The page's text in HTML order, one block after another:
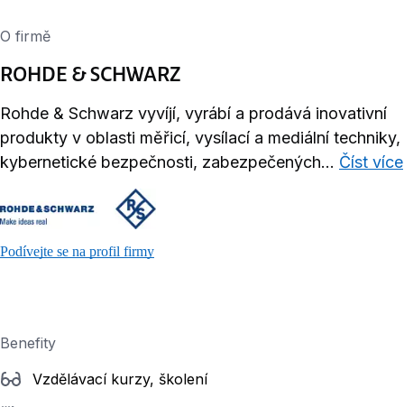
O firmě
ROHDE & SCHWARZ
Rohde & Schwarz vyvíjí, vyrábí a prodává inovativní
produkty v oblasti měřicí, vysílací a mediální techniky,
kybernetické bezpečnosti, zabezpečených... Číst více
Podívejte se na profil firmy
Benefity
Vzdělávací kurzy, školení